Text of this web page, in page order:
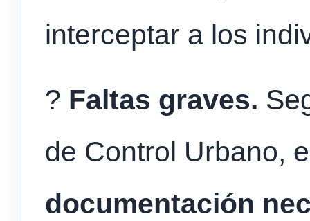
interceptar a los
? Faltas graves.
de Control Urbano,
documentación